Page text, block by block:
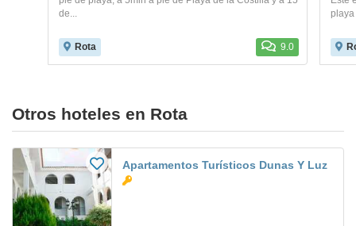
de...
Rota 9.0
playa
Otros hoteles en Rota
Apartamentos Turísticos Dunas Y Luz